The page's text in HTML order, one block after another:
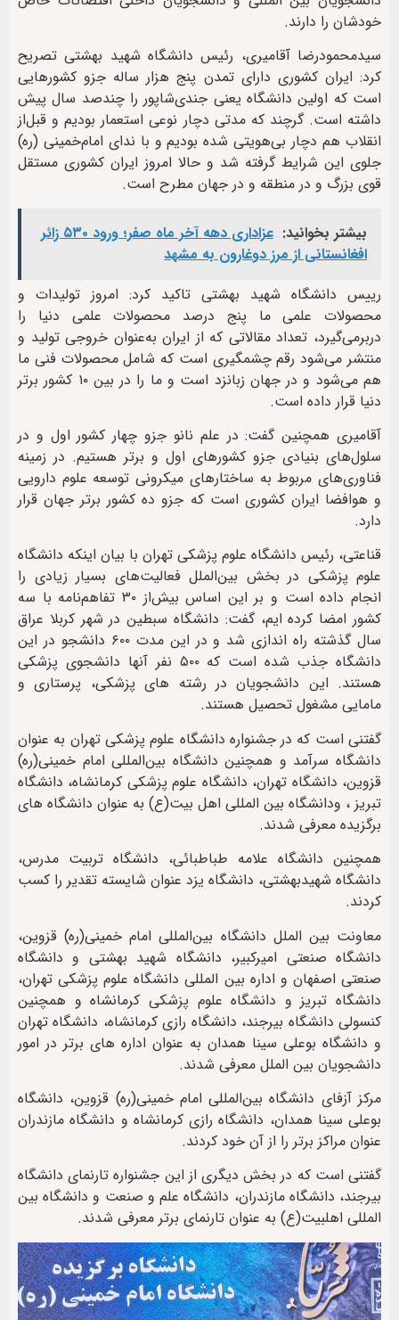
خودشان را دارند.
سیدمحمودرضا آقامیری، رئیس دانشگاه شهید بهشتی تصریح
کرد: ایران کشوری دارای تمدن پنج هزار ساله جزو کشورهایی
است که اولین دانشگاه یعنی جندی‌شاپور را چندصد سال پیش
داشته است. گرچند که مدتی دچار نوعی استعمار بودیم و قبل‌از
انقلاب هم دچار بی‌هویتی شده بودیم و با ندای امام‌خمینی (ره)
جلوی این شرایط گرفته شد و حالا امروز ایران کشوری مستقل
قوی بزرگ و در منطقه و در جهان مطرح است.
بیشتر بخوانید:
عزاداری دهه آخر ماه صفر؛ ورود ۵۳۰ زائر
افغانستانی از مرز دوغارون به مشهد
رییس دانشگاه شهید بهشتی تاکید کرد: امروز تولیدات و
محصولات علمی ما پنج درصد محصولات علمی دنیا را
دربرمی‌گیرد، تعداد مقالاتی که از ایران به‌عنوان خروجی تولید و
منتشر می‌شود رقم چشمگیری است که شامل محصولات فنی ما
هم می‌شود و در جهان زبانزد است و ما را در بین ۱۰ کشور برتر
دنیا قرار داده است.
آقامیری همچنین گفت: در علم نانو جزو چهار کشور اول و در
سلول‌های بنیادی جزو کشورهای اول و برتر هستیم. در زمینه
فناوری‌های مربوط به ساختارهای میکرونی توسعه علوم دارویی
و هوافضا ایران کشوری است که جزو ده کشور برتر جهان قرار
دارد.
قناعتی، رئیس دانشگاه علوم پزشکی تهران با بیان اینکه دانشگاه
علوم پزشکی در بخش بین‌الملل فعالیت‌های بسیار زیادی را
انجام داده است و بر این اساس بیش‌از ۳۰ تفاهم‌نامه با سه
کشور امضا کرده ایم، گفت: دانشگاه سبطین در شهر کربلا عراق
سال گذشته راه اندازی شد و در این مدت ۶۰۰ دانشجو در این
دانشگاه جذب شده است که ۵۰۰ نفر آنها دانشجوی پزشکی
هستند. این دانشجویان در رشته های پزشکی، پرستاری و
مامایی مشغول تحصیل هستند.
گفتنی است که در جشنواره دانشگاه علوم پزشکی تهران به عنوان
دانشگاه سرآمد و همچنین دانشگاه بین‌المللی امام خمینی(ره)
قزوین، دانشگاه تهران، دانشگاه علوم پزشکی کرمانشاه، دانشگاه
تبریز ، ودانشگاه بین المللی اهل بیت(ع) به عنوان دانشگاه های
برگزیده معرفی شدند.
همچنین دانشگاه علامه طباطبائی، دانشگاه تربیت مدرس،
دانشگاه شهیدبهشتی، دانشگاه یزد عنوان شایسته تقدیر را کسب
کردند.
معاونت بین الملل دانشگاه بین‌المللی امام خمینی(ره) قزوین،
دانشگاه صنعتی‌ امیرکبیر، دانشگاه شهید بهشتی و دانشگاه
صنعتی اصفهان و اداره بین المللی دانشگاه علوم پزشکی تهران،
دانشگاه تبریز و دانشگاه علوم پزشکی کرمانشاه و همچنین
کنسولی دانشگاه بیرجند، دانشگاه رازی کرمانشاه، دانشگاه تهران
و دانشگاه بوعلی سینا همدان به عنوان اداره های برتر در امور
دانشجویان بین الملل معرفی شدند.
مرکز آزفای دانشگاه بین‌المللی امام خمینی(ره) قزوین، دانشگاه
بوعلی سینا همدان، دانشگاه رازی کرمانشاه و دانشگاه مازندران
عنوان مراکز برتر را از آن خود کردند.
گفتنی است که در بخش دیگری از این جشنواره تارنمای دانشگاه
بیرجند، دانشگاه مازندران، دانشگاه علم و صنعت و دانشگاه بین
المللی اهلبیت(ع) به عنوان تارنمای برتر معرفی شدند.